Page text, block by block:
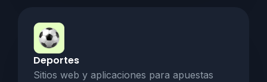
Deportes
Sitios web y aplicaciones para apuestas